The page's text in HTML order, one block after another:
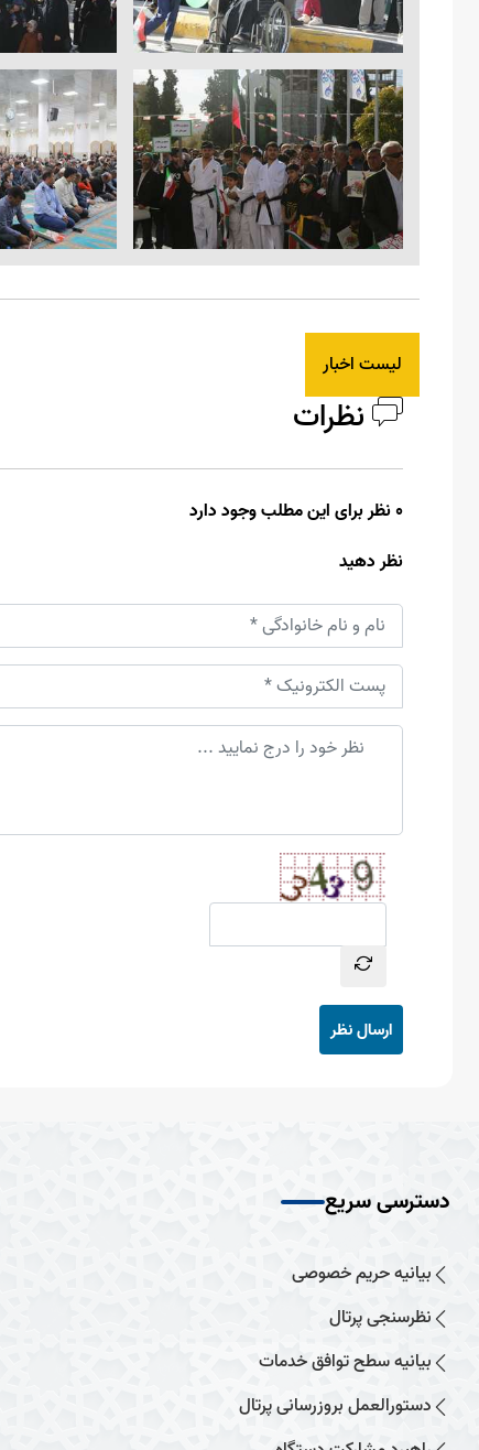
لیست اخبار
نظرات
0 نظر برای این مطلب وجود دارد
نظر دهید
ارسال نظر
دسترسی سریع
بیانیه حریم خصوصی
نظرسنجی پرتال
بیانیه سطح توافق خدمات
دستورالعمل بروزرسانی پرتال